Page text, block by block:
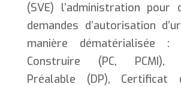
(SVE) l’administration pour
demandes d’autorisation
manière dématérialisée :
Construire (PC, PCMI),
Préalable (DP), Certificat